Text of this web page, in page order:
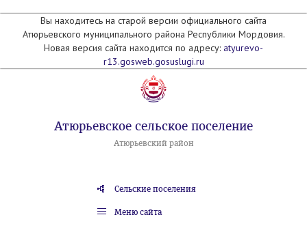
Вы находитесь на старой версии официального сайта
Атюрьевского муниципального района Республики Мордовия.
Новая версия сайта находится по адресу: atyurevo-
r13.gosweb.gosuslugi.ru
Атюрьевское сельское поселение
Атюрьевский район
Сельские поселения
Меню сайта